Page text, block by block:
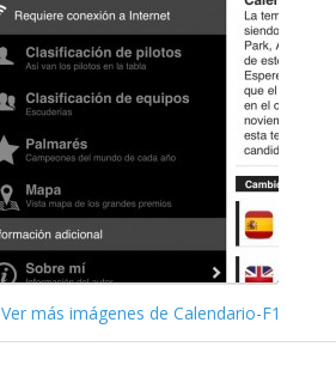
Ver más imágenes de Calendario-F1